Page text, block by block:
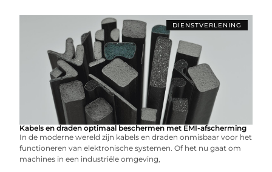
DIENSTVERLENING
Kabels en draden optimaal beschermen met EMI-afscherming
In de moderne wereld zijn kabels en draden onmisbaar voor het
functioneren van elektronische systemen. Of het nu gaat om
machines in een industriële omgeving,